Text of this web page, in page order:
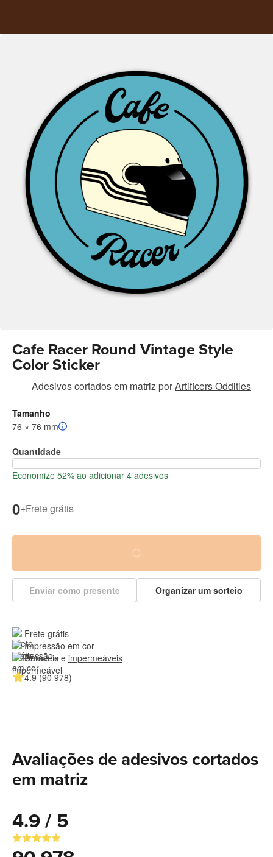
Cafe Racer Round Vintage Style
Color Sticker
Adesivos cortados em matriz porArtificers Oddities
Tamanho
76 × 76 mm
Quantidade
Economize 52% ao adicionar 4 adesivos
0+Frete grátis
Enviar como presente Organizar um sorteio
Frete grátis
Impressão em cor
Duráveis e impermeáveis
4.9 (90 978)
Avaliações de adesivos cortados
em matriz
4.9 / 5